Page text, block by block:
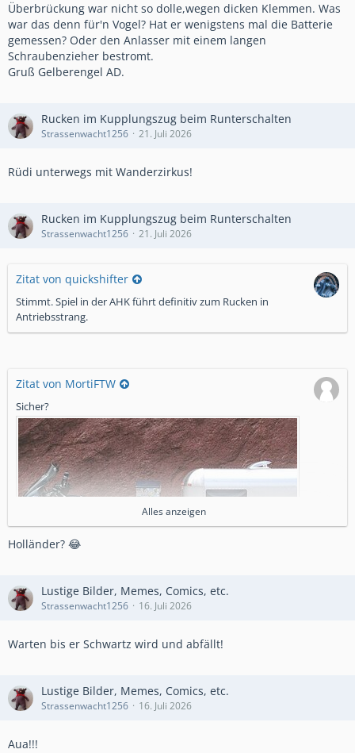
Überbrückung war nicht so dolle,wegen dicken Klemmen. Was
war das denn für'n Vogel? Hat er wenigstens mal die Batterie
gemessen? Oder den Anlasser mit einem langen
Schraubenzieher bestromt.
Gruß Gelberengel AD.
Rucken im Kupplungszug beim Runterschalten
Strassenwacht1256 21. Juli 2026
Rüdi unterwegs mit Wanderzirkus!
Rucken im Kupplungszug beim Runterschalten
Strassenwacht1256 21. Juli 2026
Zitat von quickshifter
Stimmt. Spiel in der AHK führt definitiv zum Rucken in
Antriebsstrang.
Zitat von MortiFTW
Sicher?
Alles anzeigen
Holländer? 😂
Lustige Bilder, Memes, Comics, etc.
Strassenwacht1256 16. Juli 2026
Warten bis er Schwartz wird und abfällt!
Lustige Bilder, Memes, Comics, etc.
Strassenwacht1256 16. Juli 2026
Aua!!!